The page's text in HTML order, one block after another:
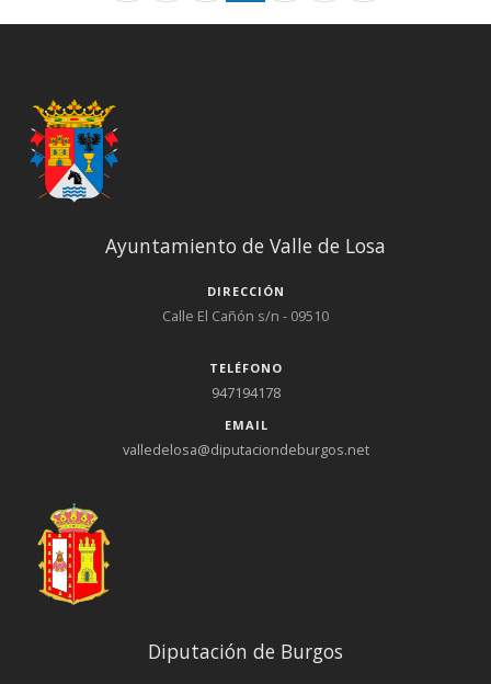
Ayuntamiento de Valle de Losa
DIRECCIÓN
Calle El Cañón s/n - 09510
TELÉFONO
947194178
EMAIL
valledelosa@diputaciondeburgos.net
Diputación de Burgos